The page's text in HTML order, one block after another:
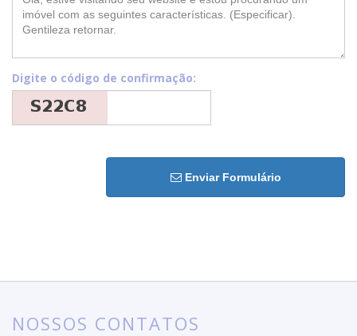
Digite o código de confirmação:
Enviar Formulário
NOSSOS CONTATOS